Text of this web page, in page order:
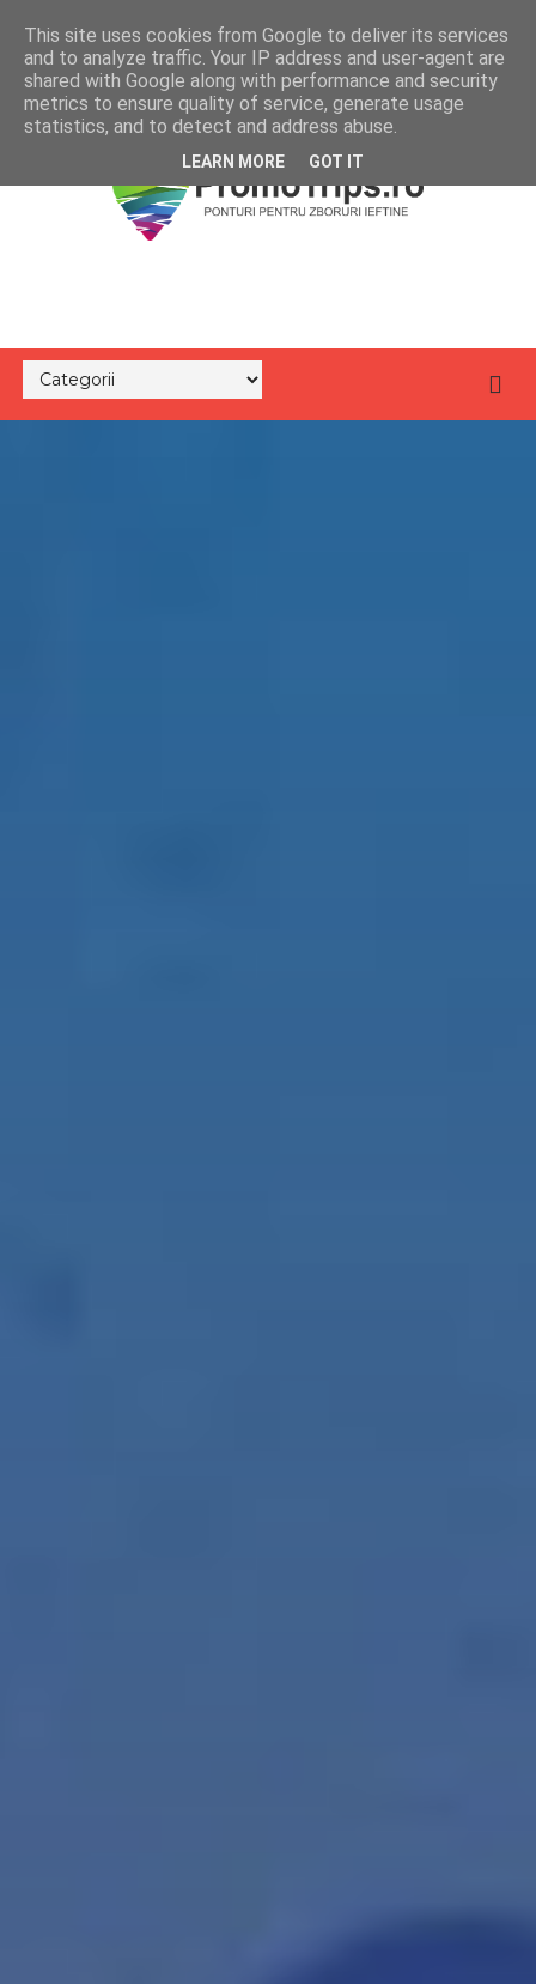
This site uses cookies from Google to deliver its services
and to analyze traffic. Your IP address and user-agent are
shared with Google along with performance and security
metrics to ensure quality of service, generate usage
statistics, and to detect and address abuse.
LEARN MORE GOT IT